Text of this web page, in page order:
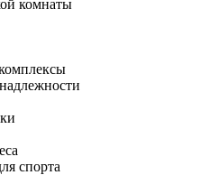
комнаты
спорта